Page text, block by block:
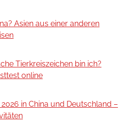
Asien aus einer anderen
Tierkreiszeichen bin ich?
online
in China und Deutschland –